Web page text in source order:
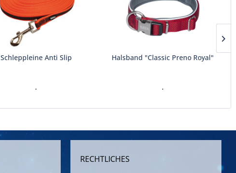
Schleppleine Anti Slip
.
Halsband "Classic Preno Royal"
.
RECHTLICHES